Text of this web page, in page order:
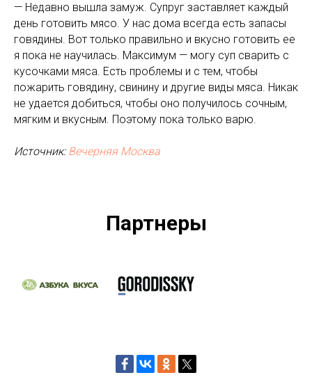
— Недавно вышла замуж. Супруг заставляет каждый
день готовить мясо. У нас дома всегда есть запасы
говядины. Вот только правильно и вкусно готовить ее
я пока не научилась. Максимум — могу суп сварить с
кусочками мяса. Есть проблемы и с тем, чтобы
пожарить говядину, свинину и другие виды мяса. Никак
не удается добиться, чтобы оно получилось сочным,
мягким и вкусным. Поэтому пока только варю.
Источник:Вечерняя Москва
Партнеры